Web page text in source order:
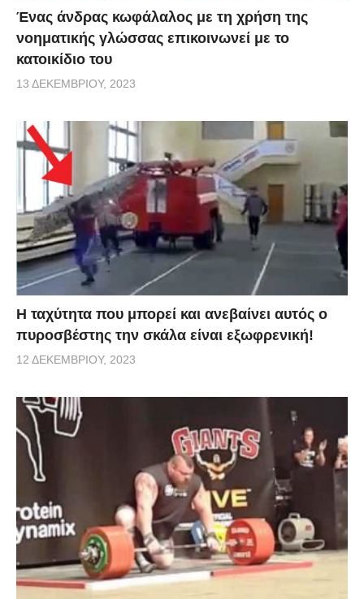
Ένας άνδρας κωφάλαλος με τη χρήση της
νοηματικής γλώσσας επικοινωνεί με το
κατοικίδιο του
13 ΔΕΚΕΜΒΡΊΟΥ, 2023
Η ταχύτητα που μπορεί και ανεβαίνει αυτός ο
πυροσβέστης την σκάλα είναι εξωφρενική!
12 ΔΕΚΕΜΒΡΊΟΥ, 2023